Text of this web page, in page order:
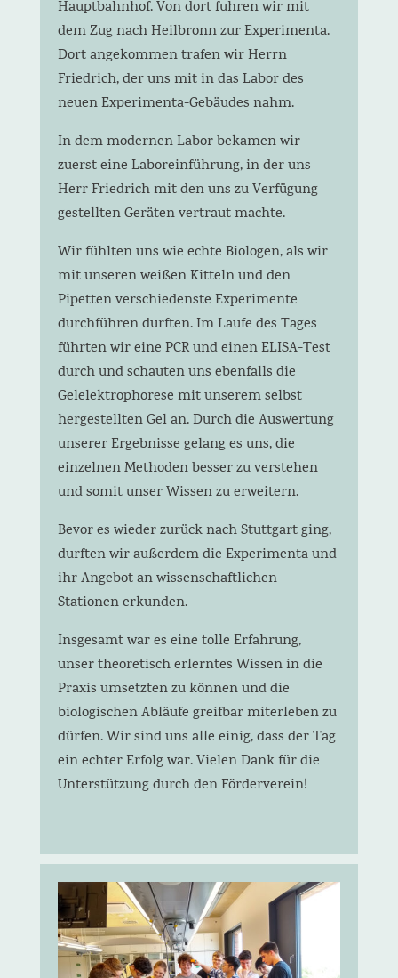
Hauptbahnhof. Von dort fuhren wir mit
dem Zug nach Heilbronn zur Experimenta.
Dort angekommen trafen wir Herrn
Friedrich, der uns mit in das Labor des
neuen Experimenta-Gebäudes nahm.
In dem modernen Labor bekamen wir
zuerst eine Laboreinführung, in der uns
Herr Friedrich mit den uns zu Verfügung
gestellten Geräten vertraut machte.
Wir fühlten uns wie echte Biologen, als wir
mit unseren weißen Kitteln und den
Pipetten verschiedenste Experimente
durchführen durften. Im Laufe des Tages
führten wir eine PCR und einen ELISA-Test
durch und schauten uns ebenfalls die
Gelelektrophorese mit unserem selbst
hergestellten Gel an. Durch die Auswertung
unserer Ergebnisse gelang es uns, die
einzelnen Methoden besser zu verstehen
und somit unser Wissen zu erweitern.
Bevor es wieder zurück nach Stuttgart ging,
durften wir außerdem die Experimenta und
ihr Angebot an wissenschaftlichen
Stationen erkunden.
Insgesamt war es eine tolle Erfahrung,
unser theoretisch erlerntes Wissen in die
Praxis umsetzten zu können und die
biologischen Abläufe greifbar miterleben zu
dürfen. Wir sind uns alle einig, dass der Tag
ein echter Erfolg war. Vielen Dank für die
Unterstützung durch den Förderverein!